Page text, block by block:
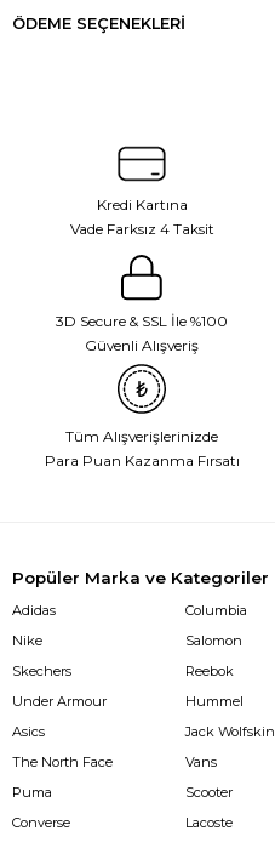
ÖDEME SEÇENEKLERI
Kredi Kartına
Vade Farksız 4 Taksit
3D Secure & SSL İle %100
Güvenli Alışveriş
Tüm Alışverişlerinizde
Para Puan Kazanma Fırsatı
Popüler Marka ve Kategoriler
Adidas
Nike
Skechers
Under Armour
Asics
The North Face
Puma
Converse
Columbia
Salomon
Reebok
Hummel
Jack Wolfskin
Vans
Scooter
Lacoste